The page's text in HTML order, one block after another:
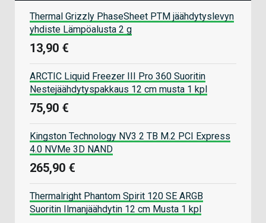
Thermal Grizzly PhaseSheet PTM jäähdytyslevyn
yhdiste Lämpöalusta 2 g
13,90 €
ARCTIC Liquid Freezer III Pro 360 Suoritin
Nestejäähdytyspakkaus 12 cm musta 1 kpl
75,90 €
Kingston Technology NV3 2 TB M.2 PCI Express
4.0 NVMe 3D NAND
265,90 €
Thermalright Phantom Spirit 120 SE ARGB
Suoritin Ilmanjäähdytin 12 cm Musta 1 kpl